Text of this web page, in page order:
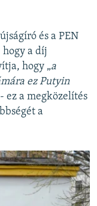
és a PEN
a díj
hogy „a
ez Putyin
ez a megközelítés
a